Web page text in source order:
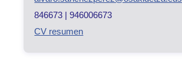
846673 | 946006673
CV resumen